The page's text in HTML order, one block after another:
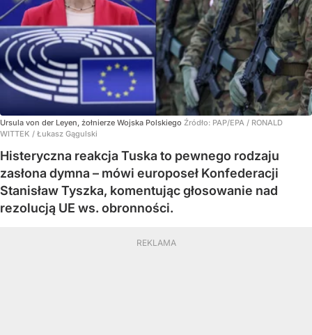
Ursula von der Leyen, żołnierze Wojska Polskiego Źródło: PAP/EPA / RONALD
WITTEK / Łukasz Gągulski
Histeryczna reakcja Tuska to pewnego rodzaju
zasłona dymna – mówi europoseł Konfederacji
Stanisław Tyszka, komentując głosowanie nad
rezolucją UE ws. obronności.